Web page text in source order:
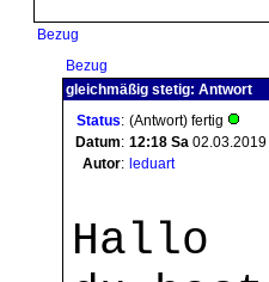
Bezug
Bezug
gleichmäßig stetig: Antwort
Status: (Antwort) fertig
Datum: 12:18 Sa 02.03.2019
Autor: leduart
Hallo